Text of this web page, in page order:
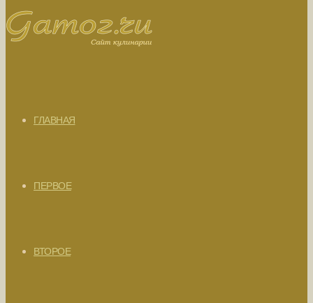
ГЛАВНАЯ
ПЕРВОЕ
ВТОРОЕ